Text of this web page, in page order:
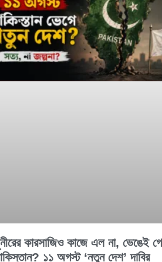
কারসাজিও কাজে এল না, ভেঙেই
১১ অগস্ট ‘নতুন দেশ’ দাবির